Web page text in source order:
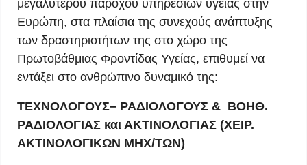
μεγαλύτερου παρόχου υπηρεσιών υγείας στην
Ευρώπη, στα πλαίσια της συνεχούς ανάπτυξης
των δραστηριοτήτων της στο χώρο της
Πρωτοβάθμιας Φροντίδας Υγείας, επιθυμεί να
εντάξει στο ανθρώπινο δυναμικό της:
ΤΕΧΝΟΛΟΓΟΥΣ– ΡΑΔΙΟΛΟΓΟΥΣ & ΒΟΗΘ.
ΡΑΔΙΟΛΟΓΙΑΣ και ΑΚΤΙΝΟΛΟΓΙΑΣ (ΧΕΙΡ.
ΑΚΤΙΝΟΛΟΓΙΚΩΝ ΜΗΧ/ΤΩΝ)